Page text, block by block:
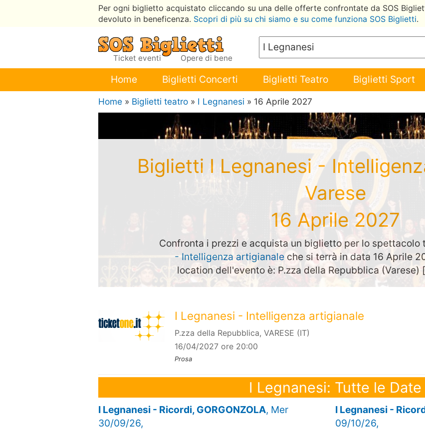
Per ogni biglietto acquistato cliccando su una delle offerte confrontate da SOS
devoluto in beneficenza. Scopri di più su chi siamo e su come funziona SOS Biglietti.
Ticket eventi Opere di bene
Home Biglietti Concerti Biglietti Teatro Biglietti Sport
Home » Biglietti teatro » I Legnanesi » 16 Aprile 2027
Biglietti I Legnanesi -
Varese
16 Aprile 2027
Confronta i prezzi e acquista un biglietto per lo spettacolo
- Intelligenza artigianale che si terrà in data 16 Aprile
location dell'evento è: P.zza della Repubblica (Varese) [
I Legnanesi - Intelligenza artigianale
P.zza della Repubblica, VARESE (IT)
16/04/2027 ore 20:00
Prosa
I Legnanesi: Tutte le Date
I Legnanesi - Ricordi, GORGONZOLA, Mer
30/09/26,
I Legnanesi -
09/10/26,